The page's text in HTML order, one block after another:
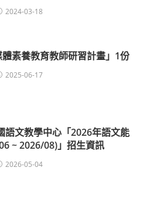
2024-03-18
素養教育教師研習計畫」1份
2025-06-17
語文教學中心「2026年語文能
~ 2026/08)」招生資訊
2026-05-04